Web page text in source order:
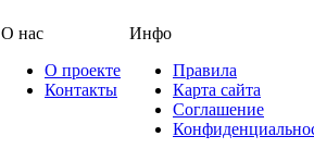
О нас
О проекте
Контакты
Инфо
Правила
Карта сайта
Соглашение